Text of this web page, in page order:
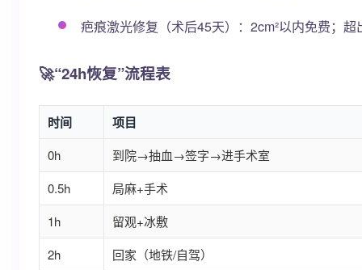
疤痕激光修复（术后45天）：2cm²以内免费；超
🚀“24h恢复”流程表
时间 项目
0h
到院→抽血→签字→进手术室
0.5h
局麻+手术
1h
留观+冰敷
2h
回家（地铁/自驾）